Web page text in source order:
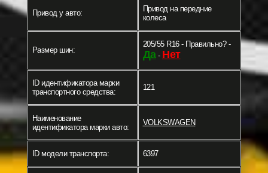
Привод у авто:
Привод на передние
колеса
Размер шин:
205/55 R16 - Правильно? -
Да- Нет
ID идентификатора марки
транспортного средства:
121
Наименование
идентификатора марки авто:
VOLKSWAGEN
ID модели транспорта: 6397